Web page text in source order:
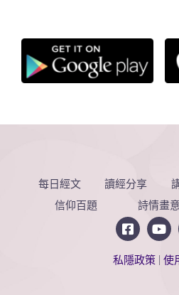
每日經文 讀經分享
信仰百題
詩情畫意
私隱政策| 使